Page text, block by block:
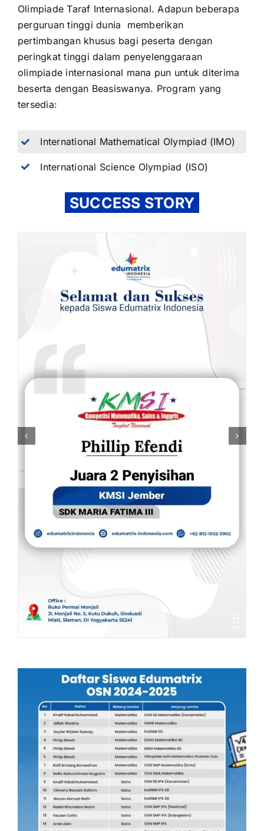
Olimpiade Taraf Internasional. Adapun beberapa
perguruan tinggi dunia memberikan
pertimbangan khusus bagi peserta dengan
peringkat tinggi dalam penyelenggaraan
olimpiade internasional mana pun untuk diterima
beserta dengan Beasiswanya. Program yang
tersedia:
International Mathematical Olympiad (IMO)
International Science Olympiad (ISO)
SUCCESS STORY